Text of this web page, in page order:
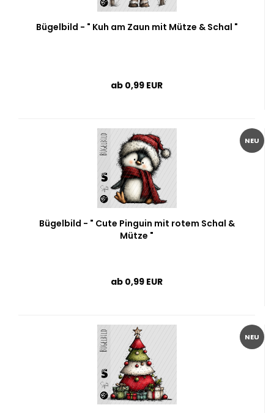
Bügelbild - " Kuh am Zaun mit Mütze & Schal "
ab 0,99 EUR
NEU
Bügelbild - " Cute Pinguin mit rotem Schal &
Mütze "
ab 0,99 EUR
NEU